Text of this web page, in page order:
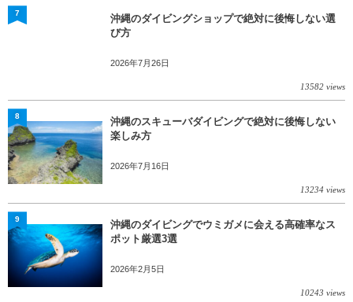
沖縄のダイビングショップで絶対に後悔しない選
び方
2026年7月26日
13582 views
7
沖縄のスキューバダイビングで絶対に後悔しない
楽しみ方
2026年7月16日
13234 views
8
沖縄のダイビングでウミガメに会える高確率なス
ポット厳選3選
2026年2月5日
10243 views
9